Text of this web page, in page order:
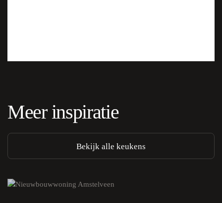
Meer inspiratie
Bekijk alle keukens